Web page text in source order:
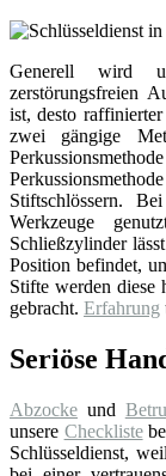
Generell wird
zerstörungsfreien
ist, desto
zwei gängige
Stiftschlössern.
Werkzeuge
Schließzylinder
Position befindet,
Stifte werden diese
gebracht. Erfahrung
Seriöse
Abzocke und
unsere Checkliste
Schlüsseldienst,